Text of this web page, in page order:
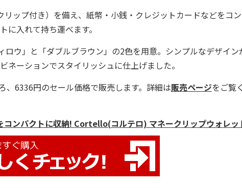
ップ付き）を備え、紙幣・小銭・クレジットカードなどをコ
に入れて持ち運べます。
ウ」と「ダブルブラウン」の2色を用意。シンプルなデザイン
ーションでスタイリッシュに仕上げました。
6336円のセール価格で販売します。詳細は販売ページをご覧
コンパクトに収納! Cortello(コルテロ) マネークリップウォレッ